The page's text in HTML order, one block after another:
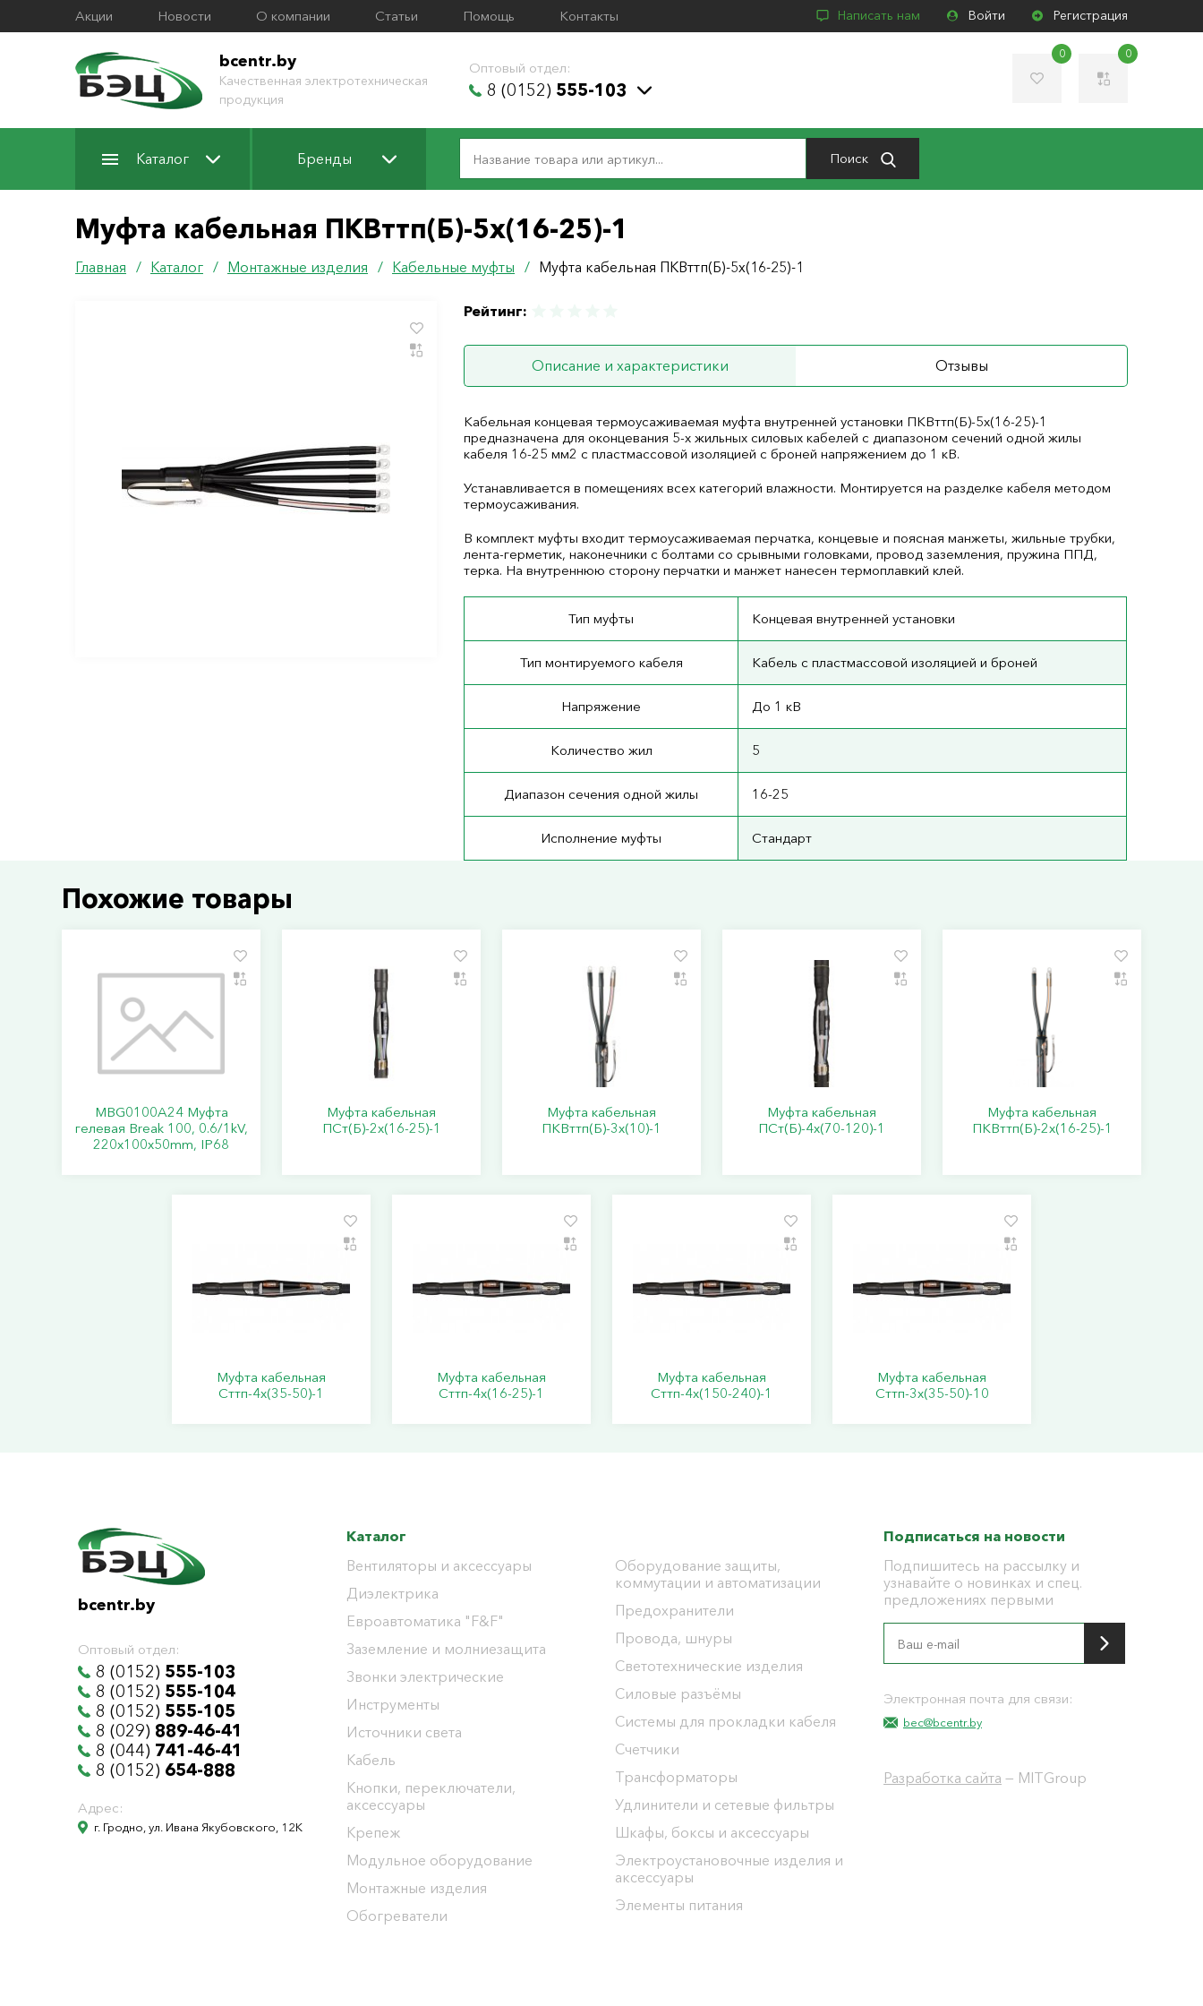
Акции Новости О компании Статьи Помощь Контакты Написать нам Войти Регистрация
bcentr.by
Качественная электротехническая
продукция
Оптовый отдел:
8 (0152) 555-103
0 0
Каталог Бренды Поиск
Муфта кабельная ПКВттп(Б)-5х(16-25)-1
Главная / Каталог / Монтажные изделия / Кабельные муфты / Муфта кабельная ПКВттп(Б)-5х(16-25)-1
Рейтинг:
Описание и характеристики Отзывы
Кабельная концевая термоусаживаемая муфта внутренней установки ПКВттп(Б)-5х(16-25)-1
предназначена для оконцевания 5-х жильных силовых кабелей с диапазоном сечений одной жилы
кабеля 16-25 мм2 с пластмассовой изоляцией с броней напряжением до 1 кВ.
Устанавливается в помещениях всех категорий влажности. Монтируется на разделке кабеля методом
термоусаживания.
В комплект муфты входит термоусаживаемая перчатка, концевые и поясная манжеты, жильные трубки,
лента-герметик, наконечники с болтами со срывными головками, провод заземления, пружина ППД,
терка. На внутреннюю сторону перчатки и манжет нанесен термоплавкий клей.
Тип муфты Концевая внутренней установки
Тип монтируемого кабеля Кабель с пластмассовой изоляцией и броней
Напряжение До 1 кВ
Количество жил 5
Диапазон сечения одной жилы 16-25
Исполнение муфты Стандарт
Похожие товары
MBG0100A24 Муфта
гелевая Break 100, 0.6/1kV,
220x100x50mm, IP68
Муфта кабельная
ПСт(Б)-2х(16-25)-1
Муфта кабельная
ПКВттп(Б)-3х(10)-1
Муфта кабельная
ПСт(Б)-4х(70-120)-1
Муфта кабельная
ПКВттп(Б)-2х(16-25)-1
Муфта кабельная
Сттп-4х(35-50)-1
Муфта кабельная
Сттп-4х(16-25)-1
Муфта кабельная
Сттп-4х(150-240)-1
Муфта кабельная
Сттп-3х(35-50)-10
bcentr.by
Оптовый отдел:
8 (0152) 555-103
8 (0152) 555-104
8 (0152) 555-105
8 (029) 889-46-41
8 (044) 741-46-41
8 (0152) 654-888
Адрес:
г. Гродно, ул. Ивана Якубовского, 12К
Каталог
Вентиляторы и аксессуары
Диэлектрика
Евроавтоматика "F&F"
Заземление и молниезащита
Звонки электрические
Инструменты
Источники света
Кабель
Кнопки, переключатели,
аксессуары
Крепеж
Модульное оборудование
Монтажные изделия
Обогреватели
Оборудование защиты,
коммутации и автоматизации
Предохранители
Провода, шнуры
Светотехнические изделия
Силовые разъёмы
Системы для прокладки кабеля
Счетчики
Трансформаторы
Удлинители и сетевые фильтры
Шкафы, боксы и аксессуары
Электроустановочные изделия и
аксессуары
Элементы питания
Подписаться на новости
Подпишитесь на рассылку и
узнавайте о новинках и спец.
предложениях первыми
Электронная почта для связи:
bec@bcentr.by
Разработка сайта — MITGroup